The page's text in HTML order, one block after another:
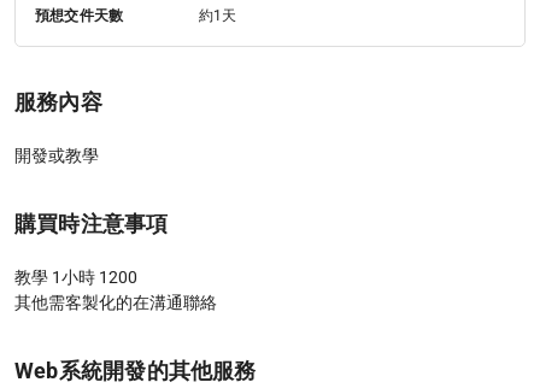
預想交件天數 約1天
服務內容
開發或教學
購買時注意事項
教學 1小時 1200
其他需客製化的在溝通聯絡
Web系統開發的其他服務